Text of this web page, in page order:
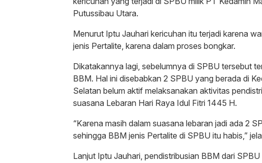
Putussibau Utara.
Menurut Iptu Jauhari kericuhan itu terjadi karena
jenis Pertalite, karena dalam proses bongkar.
Dikatakannya lagi, sebelumnya di SPBU tersebut
BBM. Hal ini disebabkan 2 SPBU yang berada di
Selatan belum aktif melaksanakan aktivitas
suasana Lebaran Hari Raya Idul Fitri 1445 H.
“Karena masih dalam suasana lebaran jadi ada 2
sehingga BBM jenis Pertalite di SPBU itu habis,”
Lanjut Iptu Jauhari, pendistribusian BBM dari